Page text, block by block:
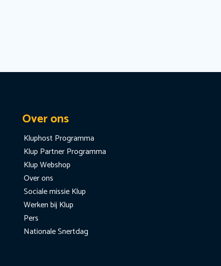
Over ons
Kluphost Programma
Klup Partner Programma
Klup Webshop
Over ons
Sociale missie Klup
Werken bij Klup
Pers
Nationale Snertdag